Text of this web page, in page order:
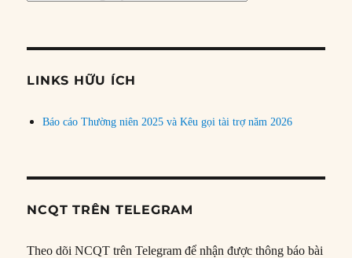
đề
LINKS HỮU ÍCH
Báo cáo Thường niên 2025 và Kêu gọi tài trợ năm 2026
NCQT TRÊN TELEGRAM
Theo dõi NCQT trên Telegram để nhận được thông báo bài